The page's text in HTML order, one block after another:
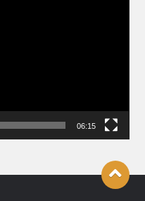
06:15